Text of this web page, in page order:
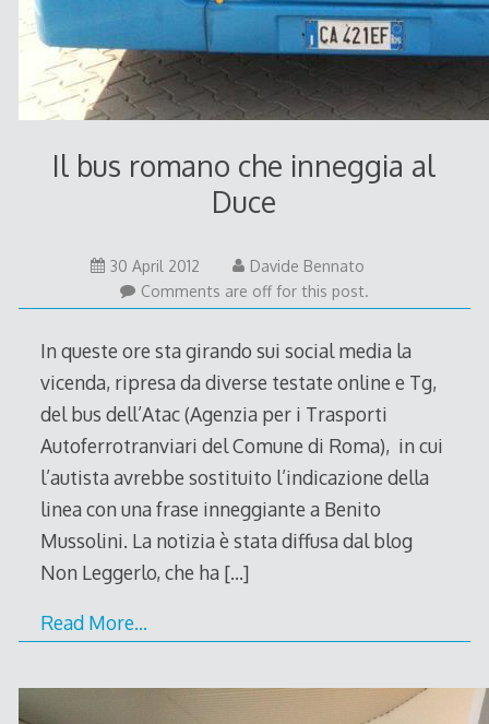
Il bus romano che inneggia al
Duce
30 April 2012
April
2012
Davide Bennato
Comments are off for this post.
In queste ore sta girando sui social media la
vicenda, ripresa da diverse testate online e Tg,
del bus dell’Atac (Agenzia per i Trasporti
Autoferrotranviari del Comune di Roma), in cui
l’autista avrebbe sostituito l’indicazione della
linea con una frase inneggiante a Benito
Mussolini. La notizia è stata diffusa dal blog
Non Leggerlo, che ha […]
Read More…